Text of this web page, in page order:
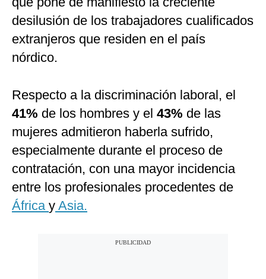
desilusión de los trabajadores cualificados
extranjeros que residen en el país
nórdico.
Respecto a la discriminación laboral, el
41% de los hombres y el 43% de las
mujeres admitieron haberla sufrido,
especialmente durante el proceso de
contratación, con una mayor incidencia
entre los profesionales procedentes de
África y Asia.